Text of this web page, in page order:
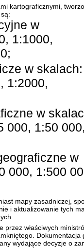
kartograficznymi,
w
1:1000,
w skalach:
1:2000,
w
000, 1:50
w
000, 1:500
mapy zasadniczej,
i aktualizowanie tych
przez właściwych
wydające decyzje o